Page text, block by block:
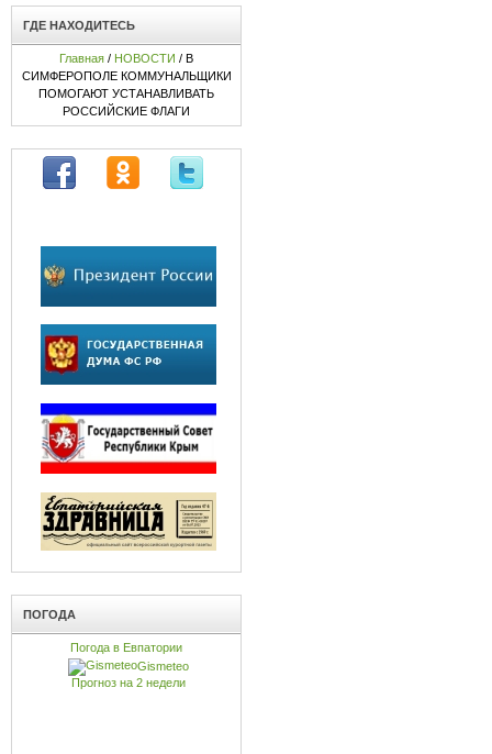
ГДЕ НАХОДИТЕСЬ
Главная / НОВОСТИ / В
СИМФЕРОПОЛЕ КОММУНАЛЬЩИКИ
ПОМОГАЮТ УСТАНАВЛИВАТЬ
РОССИЙСКИЕ ФЛАГИ
ПОГОДА
Погода в Евпатории
Gismeteo
Прогноз на 2 недели